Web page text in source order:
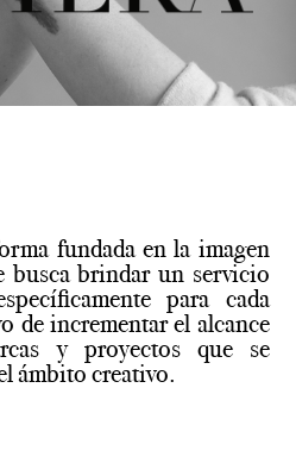
fundada en la imagen
busca brindar un servicio
para cada
de incrementar el alcance
y proyectos que se
ámbito creativo.